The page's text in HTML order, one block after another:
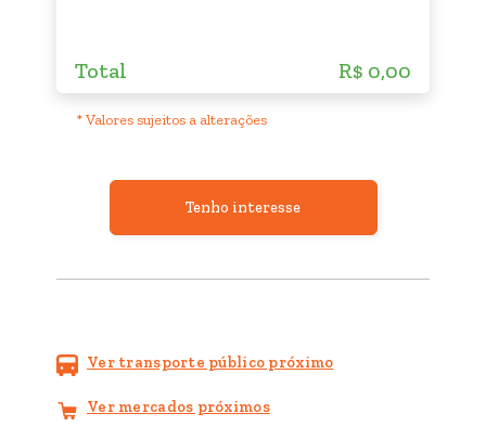
Total R$ 0,00
* Valores sujeitos a alterações
Tenho interesse
Ver transporte público próximo
Ver mercados próximos